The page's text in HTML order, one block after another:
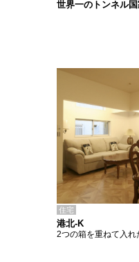
世界一のトンネル
住宅
港北-K
2つの箱を重ねて入れ